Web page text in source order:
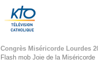
Congrès Miséricorde Lourdes
Flash mob Joie de la Miséricorde